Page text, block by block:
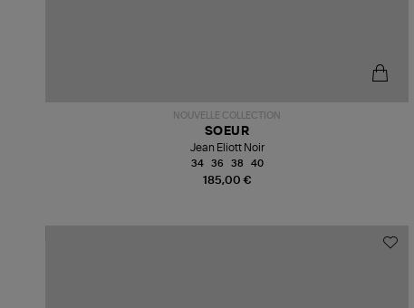
NOUVELLE COLLECTION
185,00 €
SOEUR
Jean Eliott Noir
34 36 38 40